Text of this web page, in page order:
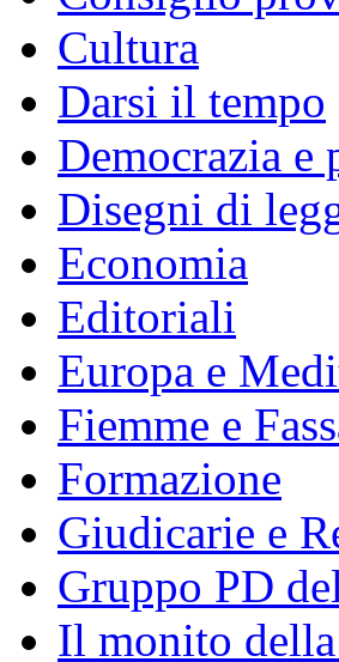
Cultura
Darsi il tempo
Democrazia e
Disegni di
Economia
Editoriali
Europa e
Fiemme e
Formazione
Giudicarie e
Gruppo PD
Il monito